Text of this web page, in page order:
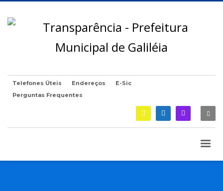
Telefones Úteis Endereços
E-Sic
Perguntas Frequentes